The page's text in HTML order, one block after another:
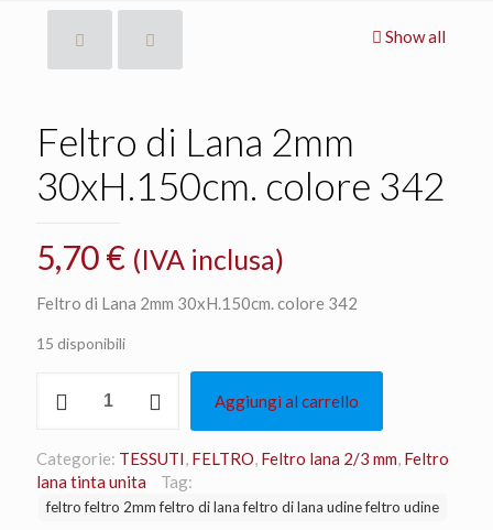
Show all
Feltro di Lana 2mm
30xH.150cm. colore 342
5,70€ (IVA inclusa)
Feltro di Lana 2mm 30xH.150cm. colore 342
15 disponibili
2mm
30xH.150cm.
colore
Aggiungi al carrello
Categorie: TESSUTI, FELTRO, Feltro lana 2/3 mm, Feltro
lana tinta unita
Tag:
feltro feltro 2mm feltro di lana feltro di lana udine feltro udine